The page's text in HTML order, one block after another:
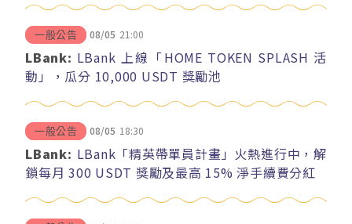
一般公告 08/05 21:00
LBank: LBank 上線「HOME TOKEN SPLASH 活
動」，瓜分 10,000 USDT 獎勵池
一般公告 08/05 18:30
LBank: LBank「精英帶單員計畫」火熱進行中，解
鎖每月 300 USDT 獎勵及最高 15% 淨手續費分紅